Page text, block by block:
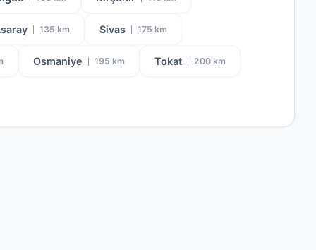
135 km Sivas 175 km
Osmaniye 195 km Tokat 200 km